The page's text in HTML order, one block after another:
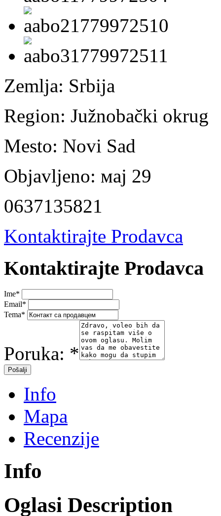
Zemlja: Srbija
Region: Južnobački okrug
Mesto: Novi Sad
Objavljeno: мај 29
0637135821
Kontaktirajte Prodavca
Kontaktirajte Prodavca
Ime*
Email*
Tema*
Poruka: *
Info
Mapa
Recenzije
Info
Oglasi Description